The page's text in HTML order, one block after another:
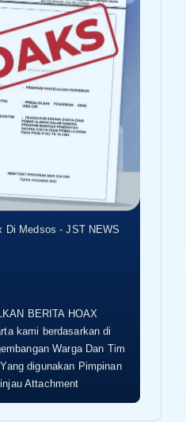
Di Medsos - JST NEWS
BERITA HOAX
kami berdasarkan di
Warga Dan Tim
digunakan Pimpinan
Attachment